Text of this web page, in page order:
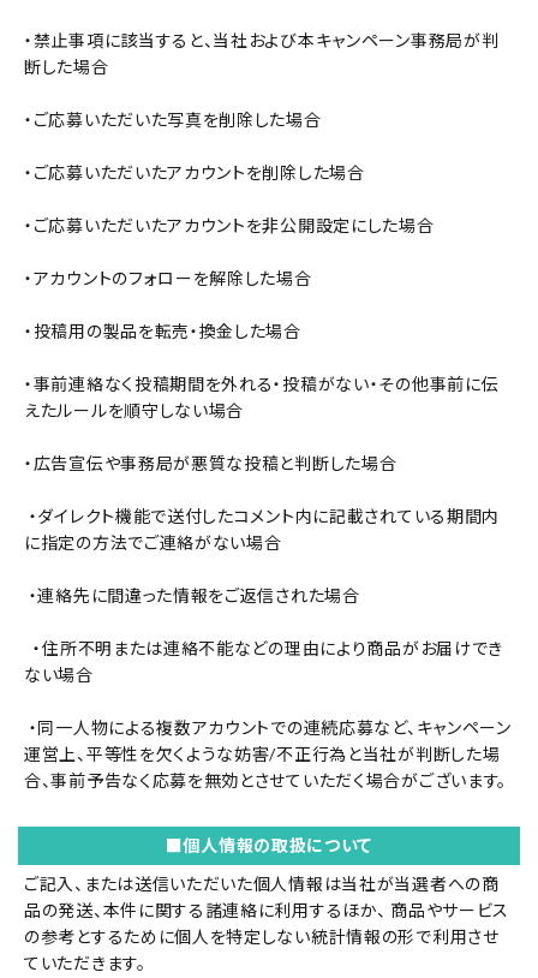
・禁止事項に該当すると、当社および本キャンペーン事務局が判
断した場合
・ご応募いただいた写真を削除した場合
・ご応募いただいたアカウントを削除した場合
・ご応募いただいたアカウントを非公開設定にした場合
・アカウントのフォローを解除した場合
・投稿用の製品を転売・換金した場合
・事前連絡なく投稿期間を外れる・投稿がない・その他事前に伝
えたルールを順守しない場合
・広告宣伝や事務局が悪質な投稿と判断した場合
・ダイレクト機能で送付したコメント内に記載されている期間内
に指定の方法でご連絡がない場合
・連絡先に間違った情報をご返信された場合
・住所不明または連絡不能などの理由により商品がお届けでき
ない場合
・同一人物による複数アカウントでの連続応募など、キャンペーン
運営上、平等性を欠くような妨害/不正行為と当社が判断した場
合、事前予告なく応募を無効とさせていただく場合がございます。
■個人情報の取扱について
ご記入、または送信いただいた個人情報は当社が当選者への商
品の発送、本件に関する諸連絡に利用するほか、 商品やサービス
の参考とするために個人を特定しない統計情報の形で利用させ
ていただきます。